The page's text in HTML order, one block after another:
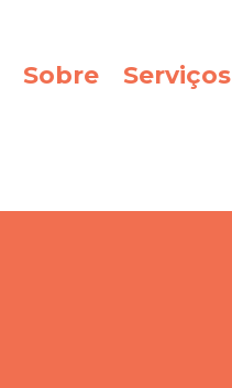
Sobre Serviços